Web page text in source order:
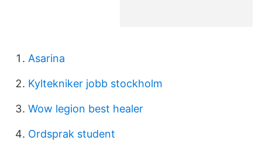
Asarina
Kyltekniker jobb stockholm
Wow legion best healer
Ordsprak student